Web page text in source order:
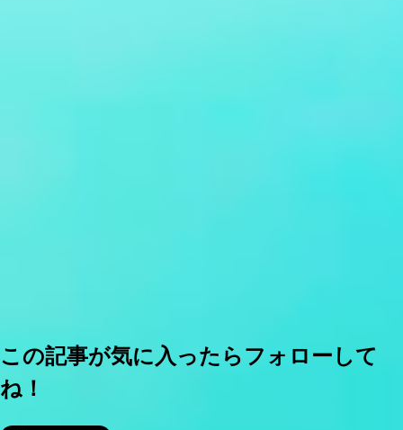
この記事が気に入ったらフォローして
ね！